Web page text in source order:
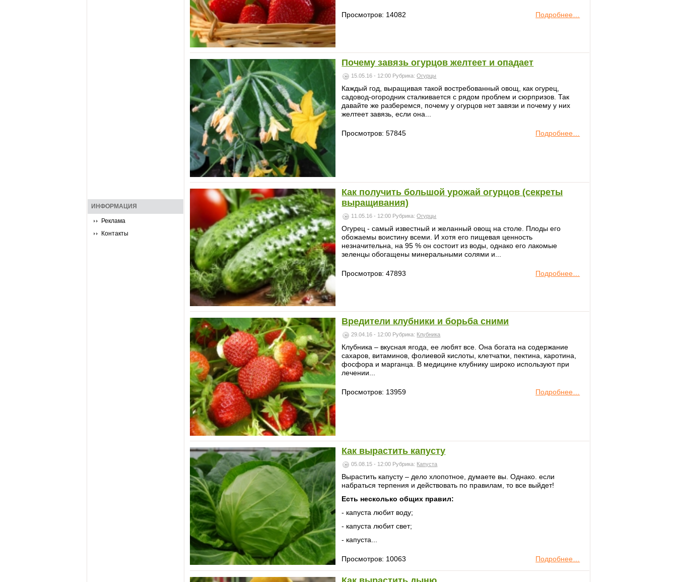
ИНФОРМАЦИЯ
Реклама
Контакты
Подробнее…
Просмотров: 14082
Почему завязь огурцов желтеет и опадает
15.05.16 - 12:00 Рубрика:Огурцы
Каждый год, выращивая такой востребованный овощ, как огурец,
садовод-огородник сталкивается с рядом проблем и сюрпризов. Так
давайте же разберемся, почему у огурцов нет завязи и почему у них
желтеет завязь, если она...
Подробнее…
Просмотров: 57845
Как получить большой урожай огурцов (секреты
выращивания)
11.05.16 - 12:00 Рубрика:Огурцы
Огурец - самый известный и желанный овощ на столе. Плоды его
обожаемы воистину всеми. И хотя его пищевая ценность
незначительна, на 95 % он состоит из воды, однако его лакомые
зеленцы обогащены минеральными солями и...
Подробнее…
Просмотров: 47893
Вредители клубники и борьба сними
29.04.16 - 12:00 Рубрика: Клубника
Клубника – вкусная ягода, ее любят все. Она богата на содержание
сахаров, витаминов, фолиевой кислоты, клетчатки, пектина, каротина,
фосфора и марганца. В медицине клубнику широко используют при
лечении...
Подробнее…
Просмотров: 13959
Как вырастить капусту
05.08.15 - 12:00 Рубрика: Капуста
Вырастить капусту – дело хлопотное, думаете вы. Однако. если
набраться терпения и действовать по правилам, то все выйдет!
Есть несколько общих правил:
- капуста любит воду;
- капуста любит свет;
- капуста...
Подробнее…
Просмотров: 10063